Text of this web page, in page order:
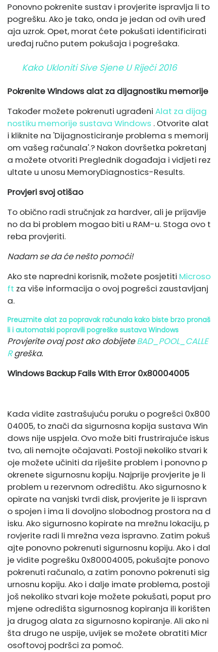
Ponovno pokrenite sustav i provjerite ispravlja li to
pogrešku. Ako je tako, onda je jedan od ovih uređ
aja uzrok. Opet, morat ćete pokušati identificirati
uređaj ručno putem pokušaja i pogrešaka.
Kako Ukloniti Sive Sjene U Riječi 2016
Pokrenite Windows alat za dijagnostiku memorije
Također možete pokrenuti ugrađeni Alat za dijag
nostiku memorije sustava Windows . Otvorite alat
i kliknite na 'Dijagnosticiranje problema s memorij
om vašeg računala'.? Nakon dovršetka pokretanj
a možete otvoriti Preglednik događaja i vidjeti rez
ultate u unosu MemoryDiagnostics-Results.
Provjeri svoj otišao
To obično radi stručnjak za hardver, ali je prijavlje
no da bi problem mogao biti u RAM-u. Stoga ovo t
reba provjeriti.
Nadam se da će nešto pomoći!
Ako ste napredni korisnik, možete posjetiti Microso
ft za više informacija o ovoj pogrešci zaustavljanj
a.
Preuzmite alat za popravak računala kako biste brzo pronaš
li i automatski popravili pogreške sustava Windows
Provjerite ovaj post ako dobijeteBAD_POOL_CALLE
Rgreška.
Windows Backup Fails With Error 0x80004005
Kada vidite zastrašujuću poruku o pogrešci 0x800
04005, to znači da sigurnosna kopija sustava Win
dows nije uspjela. Ovo može biti frustrirajuće iskus
tvo, ali nemojte očajavati. Postoji nekoliko stvari k
oje možete učiniti da riješite problem i ponovno p
okrenete sigurnosnu kopiju. Najprije provjerite je li
problem u rezervnom odredištu. Ako sigurnosno k
opirate na vanjski tvrdi disk, provjerite je li ispravn
o spojen i ima li dovoljno slobodnog prostora na d
isku. Ako sigurnosno kopirate na mrežnu lokaciju, p
rovjerite radi li mrežna veza ispravno. Zatim pokuš
ajte ponovno pokrenuti sigurnosnu kopiju. Ako i dal
je vidite pogrešku 0x80004005, pokušajte ponovo
pokrenuti računalo, a zatim ponovno pokrenuti sig
urnosnu kopiju. Ako i dalje imate problema, postoji
još nekoliko stvari koje možete pokušati, poput pro
mjene odredišta sigurnosnog kopiranja ili korišten
ja drugog alata za sigurnosno kopiranje. Ali ako ni
šta drugo ne uspije, uvijek se možete obratiti Micr
osoftovoj podršci za pomoć.